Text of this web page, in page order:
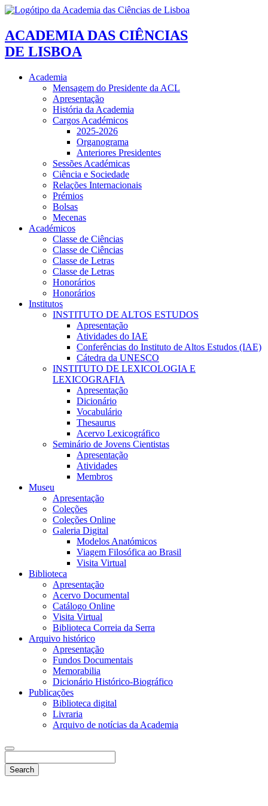
ACADEMIA DAS CIÊNCIAS
DE LISBOA
Academia
Mensagem do Presidente da ACL
Apresentação
História da Academia
Cargos Académicos
2025-2026
Organograma
Anteriores Presidentes
Sessões Académicas
Ciência e Sociedade
Relações Internacionais
Prémios
Bolsas
Mecenas
Académicos
Classe de Ciências
Classe de Ciências
Classe de Letras
Classe de Letras
Honorários
Honorários
Institutos
INSTITUTO DE ALTOS ESTUDOS
Apresentação
Atividades do IAE
Conferências do Instituto de Altos Estudos (IAE)
Cátedra da UNESCO
INSTITUTO DE LEXICOLOGIA E
LEXICOGRAFIA
Apresentação
Dicionário
Vocabulário
Thesaurus
Acervo Lexicográfico
Seminário de Jovens Cientistas
Apresentação
Atividades
Membros
Museu
Apresentação
Coleções
Coleções Online
Galeria Digital
Modelos Anatómicos
Viagem Filosófica ao Brasil
Visita Virtual
Biblioteca
Apresentação
Acervo Documental
Catálogo Online
Visita Virtual
Biblioteca Correia da Serra
Arquivo histórico
Apresentação
Fundos Documentais
Memorabilia
Dicionário Histórico-Biográfico
Publicações
Biblioteca digital
Livraria
Arquivo de notícias da Academia